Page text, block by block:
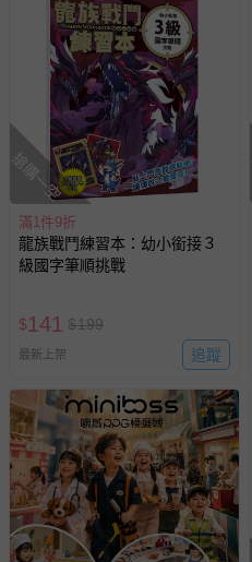
搶購一空
滿1件9折
龍族戰鬥練習本：幼小銜接３
級國字筆順挑戰
$141 $199
最新上架 追蹤